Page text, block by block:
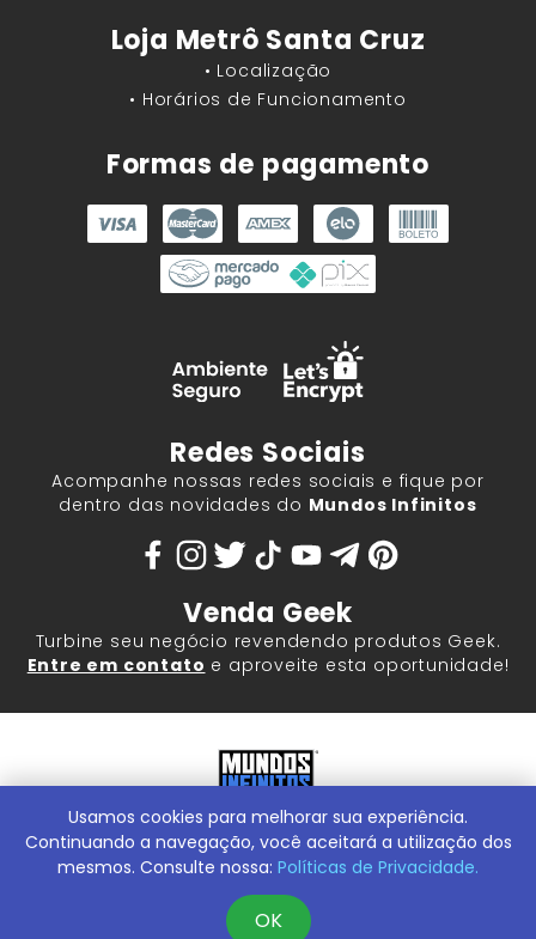
Loja Metrô Santa Cruz
• Localização
• Horários de Funcionamento
Formas de pagamento
Redes Sociais
Acompanhe nossas redes sociais e fique por
dentro das novidades do Mundos Infinitos
Venda Geek
Turbine seu negócio revendendo produtos Geek.
Entre em contato e aproveite esta oportunidade!
Mundos Infinitos - Publicações e Geek Store |ContentStuff
Publicações e Assinaturas Ltda. CNPJ - 05.859.917/0001-60.
Conheça nossa Loja Física:Rua Machado Bitencourt, 291 -
Usamos cookies para melhorar sua experiência.
Continuando a navegação, você aceitará a utilização dos
mesmos. Consulte nossa: Políticas de Privacidade.
OK